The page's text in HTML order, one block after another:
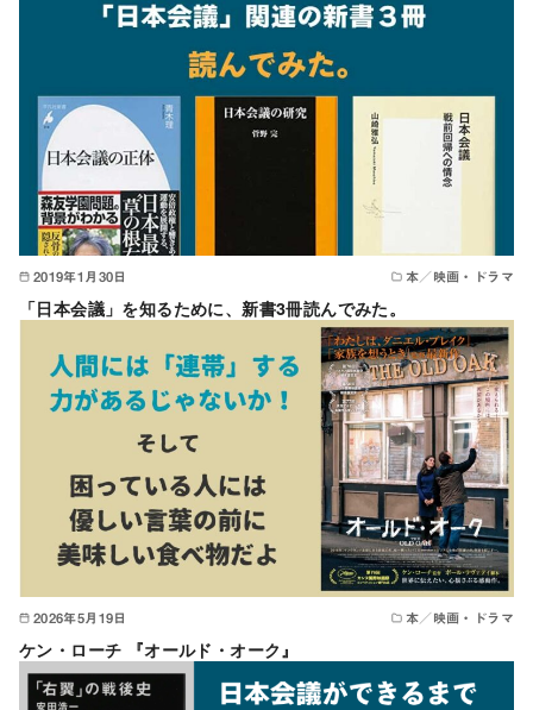
2019年1月30日 本／映画・ドラマ
「日本会議」を知るために、新書3冊読んでみた。
2026年5月19日 本／映画・ドラマ
ケン・ローチ 『オールド・オーク』